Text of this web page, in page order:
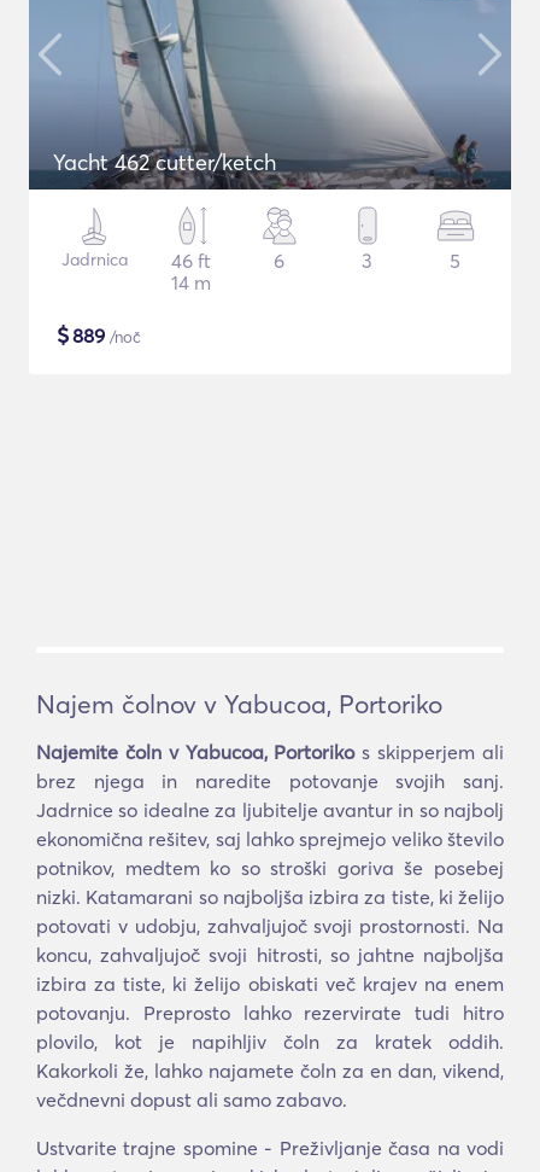
Yacht 462 cutter/ketch
Jadrnica
46 ft
14 m
6 3 5
$889 /noč
Najem čolnov v Yabucoa, Portoriko
Najemite čoln v Yabucoa, Portorikos skipperjem ali
brez njega in naredite potovanje svojih sanj.
Jadrnice so idealne za ljubitelje avantur in so najbolj
ekonomična rešitev, saj lahko sprejmejo veliko število
potnikov, medtem ko so stroški goriva še posebej
nizki. Katamarani so najboljša izbira za tiste, ki želijo
potovati v udobju, zahvaljujoč svoji prostornosti. Na
koncu, zahvaljujoč svoji hitrosti, so jahtne najboljša
izbira za tiste, ki želijo obiskati več krajev na enem
potovanju. Preprosto lahko rezervirate tudi hitro
plovilo, kot je napihljiv čoln za kratek oddih.
Kakorkoli že, lahko najamete čoln za en dan, vikend,
večdnevni dopust ali samo zabavo.
Ustvarite trajne spomine - Preživljanje časa na vodi